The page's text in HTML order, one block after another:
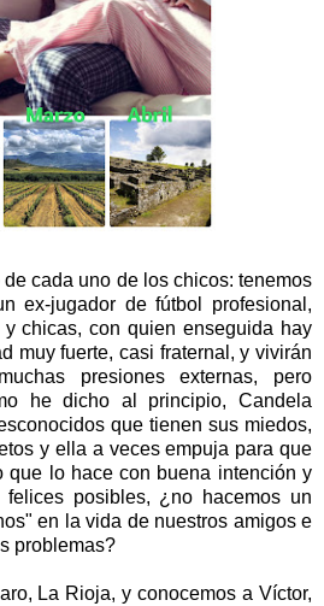
cada uno de los chicos: tenemos
ex-jugador de fútbol profesional,
chicas, con quien enseguida hay
muy fuerte, casi fraternal, y vivirán
presiones externas, pero
he dicho al principio, Candela
que tienen sus miedos,
y ella a veces empuja para que
que lo hace con buena intención y
posibles, ¿no hacemos un
en la vida de nuestros amigos e
problemas?
La Rioja, y conocemos a Víctor,